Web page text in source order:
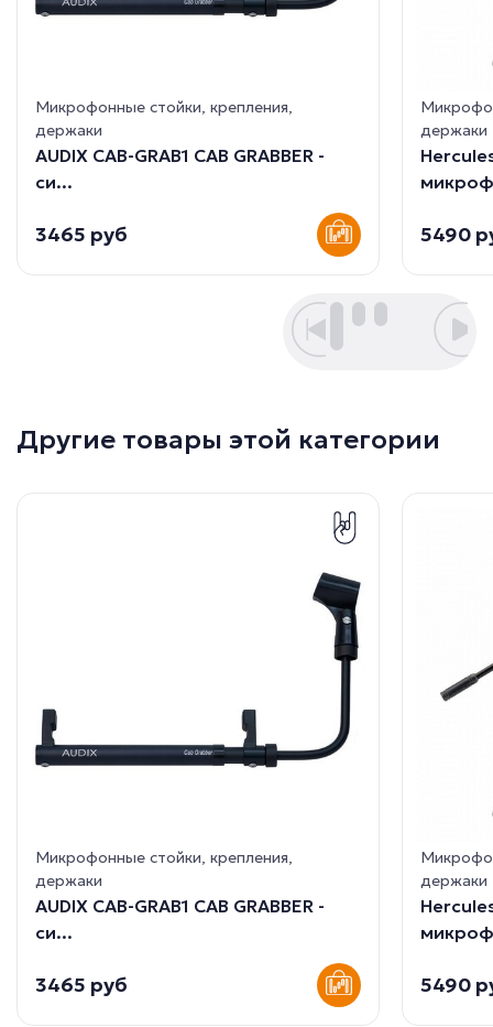
Микрофонные стойки, крепления,
держаки
AUDIX CAB-GRAB1 CAB GRABBER -
cи...
3465 руб
держаки
5490
Другие товары этой категории
Микрофонные стойки, крепления,
держаки
AUDIX CAB-GRAB1 CAB GRABBER -
cи...
3465 руб
держаки
5490